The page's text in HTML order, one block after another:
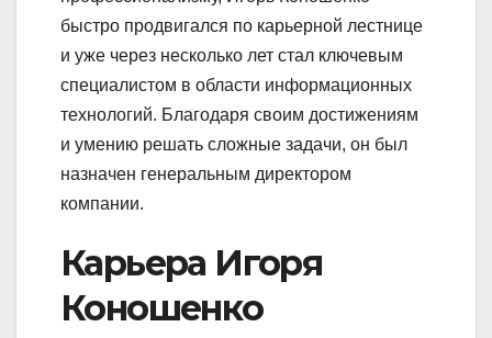
быстро продвигался по карьерной лестнице
и уже через несколько лет стал ключевым
специалистом в области информационных
технологий. Благодаря своим достижениям
и умению решать сложные задачи, он был
назначен генеральным директором
компании.
Карьера Игоря
Коношенко